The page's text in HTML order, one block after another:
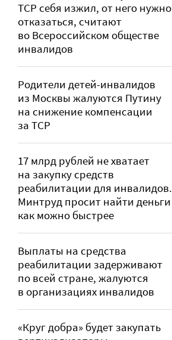
ТСР себя изжил, от него нужно
отказаться, считают
во Всероссийском обществе
инвалидов
Родители детей-инвалидов
из Москвы жалуются Путину
на снижение компенсации
за ТСР
17 млрд рублей не хватает
на закупку средств
реабилитации для инвалидов.
Минтруд просит найти деньги
как можно быстрее
Выплаты на средства
реабилитации задерживают
по всей стране, жалуются
в организациях инвалидов
«Круг добра» будет закупать